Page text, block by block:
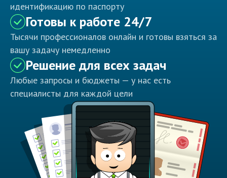
идентификацию по паспорту
Готовы к работе 24/7
Тысячи профессионалов онлайн и готовы взяться за
вашу задачу немедленно
Решение для всех задач
Любые запросы и бюджеты — у нас есть
специалисты для каждой цели